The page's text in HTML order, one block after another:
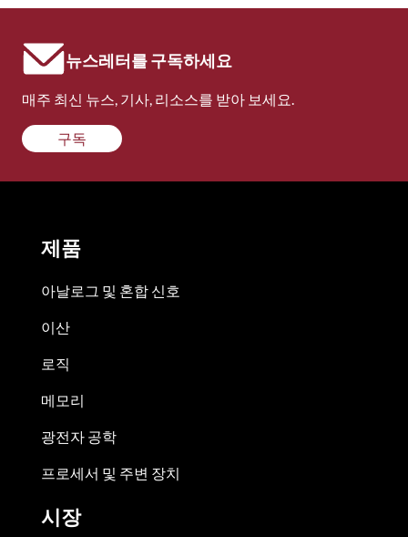
뉴스레터를 구독하세요
매주 최신 뉴스, 기사, 리소스를 받아 보세요.
구독
제품
아날로그 및 혼합 신호
이산
로직
메모리
광전자 공학
프로세서 및 주변 장치
시장